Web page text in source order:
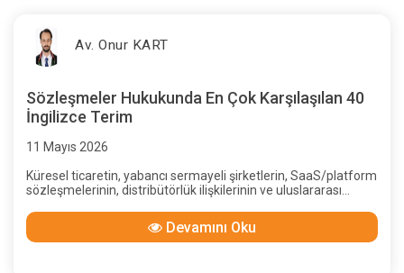
Av. Onur KART
Sözleşmeler Hukukunda En Çok Karşılaşılan 40
İngilizce Terim
11 Mayıs 2026
Küresel ticaretin, yabancı sermayeli şirketlerin, SaaS/platform
sözleşmelerinin, distribütörlük ilişkilerinin ve uluslararası
karşılaşma sıklığı ciddi şekilde artmıştır. Bu sözleşmeler çoğu
zaman yalnızca İngilizce yazılmış metinler değildir; aynı
Devamını Oku